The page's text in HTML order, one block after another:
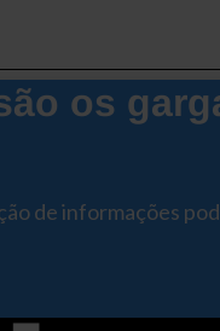
os
de informações